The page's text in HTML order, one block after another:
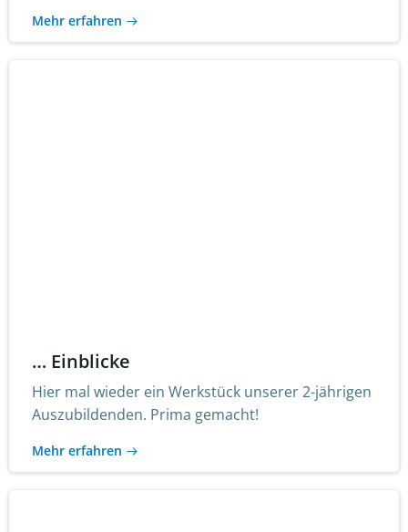
Mehr erfahren
… Einblicke
Hier mal wieder ein Werkstück unserer 2-jährigen
Auszubildenden. Prima gemacht!
Mehr erfahren